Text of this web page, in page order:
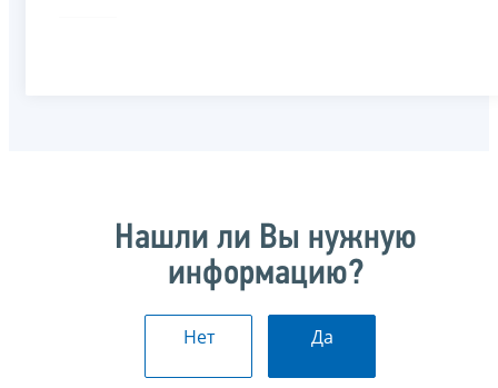
Нашли ли Вы нужную
информацию?
Нет Да